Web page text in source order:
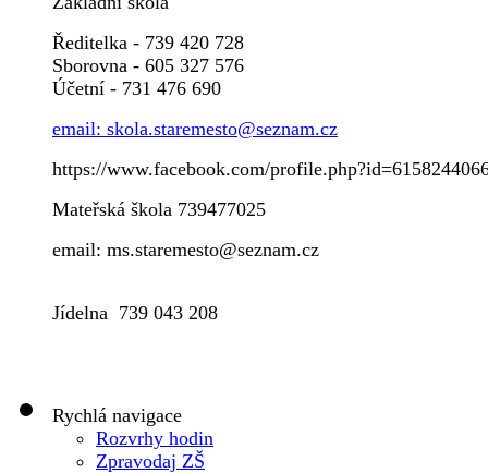
Ředitelka - 739 420 728
Sborovna - 605 327 576
Účetní - 731 476 690
email: skola.staremesto@seznam.cz
https://www.facebook.com/
Mateřská škola 739477025
email: ms.staremesto@seznam.cz
Jídelna 739 043 208
Rychlá navigace
Rozvrhy hodin
Zpravodaj ZŠ